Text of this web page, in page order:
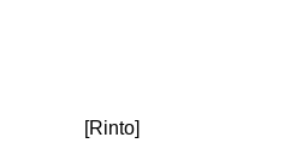
[Rinto]